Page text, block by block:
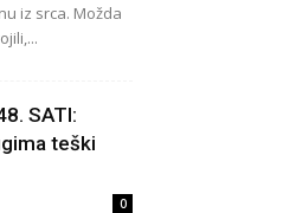
iz srca. Možda
SATI:
teški
0